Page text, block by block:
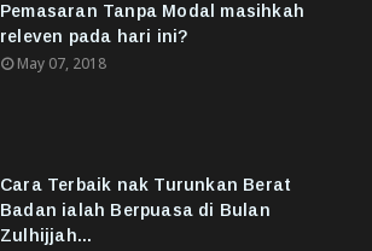
Pemasaran Tanpa Modal masihkah
releven pada hari ini?
May 07, 2018
Cara Terbaik nak Turunkan Berat
Badan ialah Berpuasa di Bulan
Zulhijjah...